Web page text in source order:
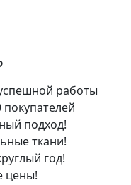
работы
покупателей
подход!
ткани!
год!
цены!